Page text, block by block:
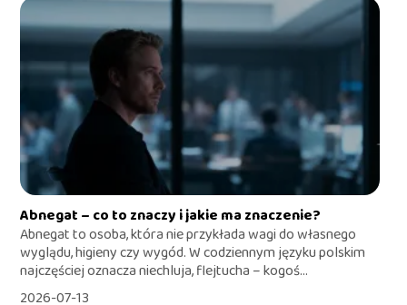
Abnegat – co to znaczy i jakie ma znaczenie?
Abnegat to osoba, która nie przykłada wagi do własnego
wyglądu, higieny czy wygód. W codziennym języku polskim
najczęściej oznacza niechluja, flejtucha – kogoś...
2026-07-13